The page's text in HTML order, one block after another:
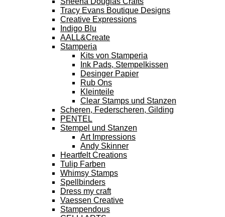
Tracy Evans Boutique Designs
Creative Expressions
Indigo Blu
AALL&Create
Stamperia
Kits von Stamperia
Ink Pads, Stempelkissen
Desinger Papier
Rub Ons
Kleinteile
Clear Stamps und Stanzen
Scheren, Federscheren, Gilding
PENTEL
Stempel und Stanzen
Art Impressions
Andy Skinner
Heartfelt Creations
Tulip Farben
Whimsy Stamps
Spellbinders
Dress my craft
Vaessen Creative
Stampendous